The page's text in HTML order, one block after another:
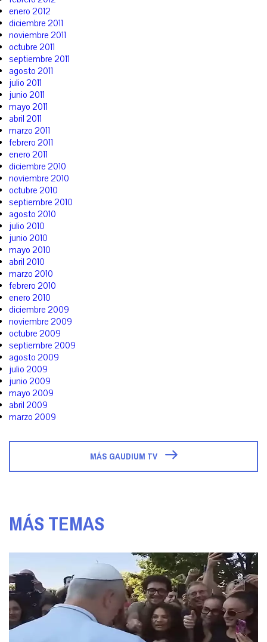
enero 2012
diciembre 2011
noviembre 2011
octubre 2011
septiembre 2011
agosto 2011
julio 2011
junio 2011
mayo 2011
abril 2011
marzo 2011
febrero 2011
enero 2011
diciembre 2010
noviembre 2010
octubre 2010
septiembre 2010
agosto 2010
julio 2010
junio 2010
mayo 2010
abril 2010
marzo 2010
febrero 2010
enero 2010
diciembre 2009
noviembre 2009
octubre 2009
septiembre 2009
agosto 2009
julio 2009
junio 2009
mayo 2009
abril 2009
marzo 2009
MÁS GAUDIUM TV
MÁS TEMAS